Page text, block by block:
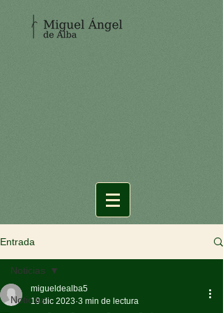
Entrada
Noticias
Noticias
migueldealba5
19 dic 2023 3 min de lectura